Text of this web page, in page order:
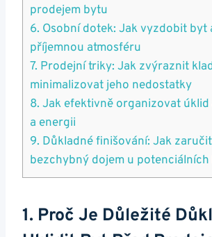
prodejem bytu
6. Osobní dotek: Jak vyzdobit
příjemnou atmosféru
7. Prodejní triky: Jak zvýraznit
minimalizovat jeho nedostatky
8. Jak efektivně organizovat úklid
a energii
9. Důkladné finišování: Jak
bezchybný dojem u
1. Proč Je Důležité